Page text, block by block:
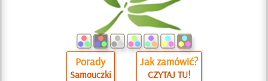
Porady
Samouczki
Jak zamówić?
CZYTAJ TU!